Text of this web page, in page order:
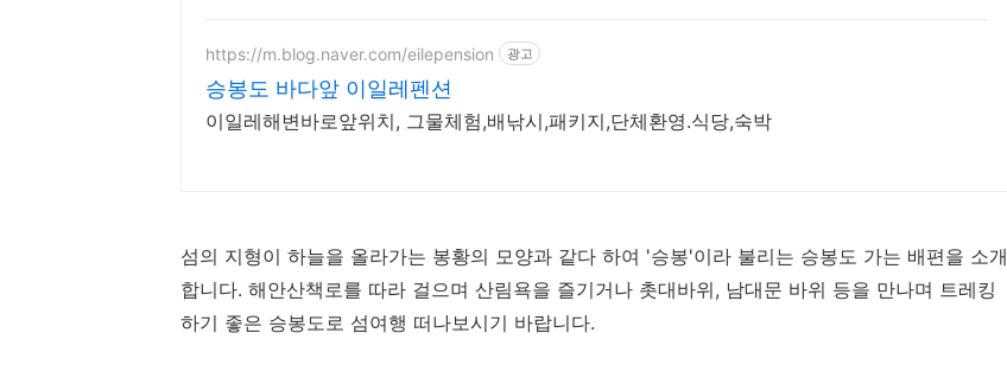
https://m.blog.naver.com/eilepension 광고
승봉도 바다앞 이일레펜션
이일레해변바로앞위치, 그물체험,배낚시,패키지,단체환영.식당,숙박
섬의 지형이 하늘을 올라가는 봉황의 모양과 같다 하여 '승봉'이라 불리는 승봉도 가는 배편을 소개
합니다. 해안산책로를 따라 걸으며 산림욕을 즐기거나 촛대바위, 남대문 바위 등을 만나며 트레킹
하기 좋은 승봉도로 섬여행 떠나보시기 바랍니다.